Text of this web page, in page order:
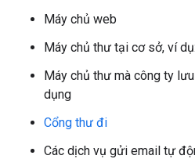
Máy chủ web
Máy chủ thư tại cơ sở, ví
Máy chủ thư mà công ty
dụng
Cổng thư đi
Các dịch vụ gửi email tự